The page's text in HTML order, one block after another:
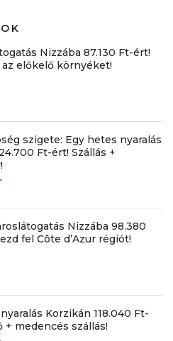
Nizzába 87.130 Ft-ért!
az előkelő környéket!
szigete: Egy hetes nyaralás
Ft-ért! Szállás +
Nizzába 98.380
fel Côte d’Azur régiót!
Korzikán 118.040 Ft-
+ medencés szállás!